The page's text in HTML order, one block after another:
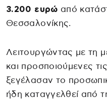
3.200 ευρώ από
Θεσσαλονίκης.
Λειτουργώντας με τη
και προσποιούμενες
ξεγέλασαν το
ήδη καταγγελθεί από